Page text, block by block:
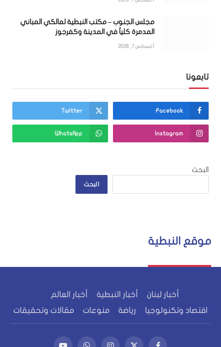
مجلس الجنوب – مكتب النبطية لمالكي المباني
المدمرة كلياً في المدينة وكفرجوز
أغسطس 7, 2026
تابعونا
Facebook
Twitter
Instagram
WhatsApp
البحث
البحث
موقع النبطية
أخبار لبنان أخبار النبطية
أخبار العالم
اقتصاد وتكنولوجيا
رياضة منوعات مقالات وتحقيقات